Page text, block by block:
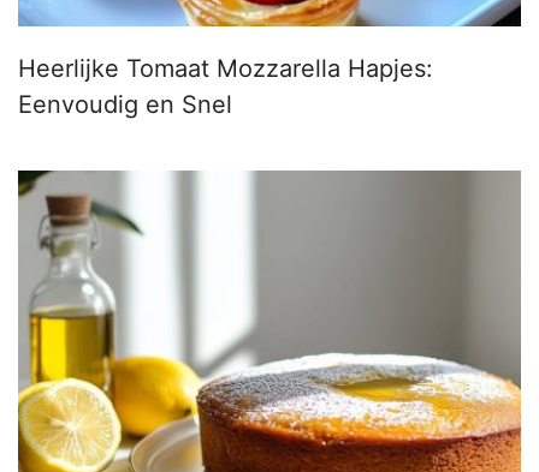
Heerlijke Tomaat Mozzarella Hapjes:
Eenvoudig en Snel